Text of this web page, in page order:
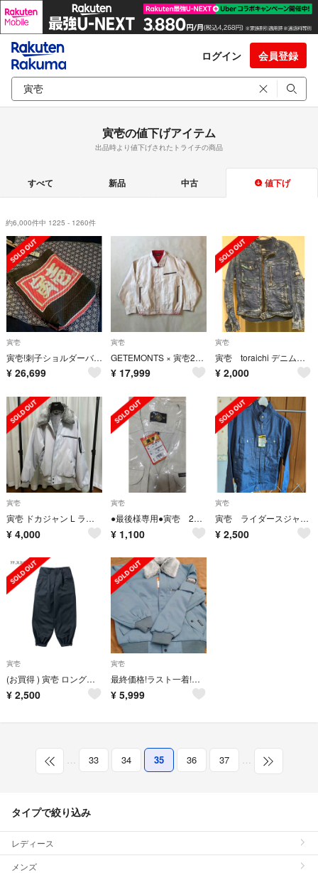
ログイン 会員登録
寅壱の値下げアイテム
出品時より値下げされたトライチの商品
すべて 新品 中古 値下げ
約6,000件中 1225 - 1260件
寅壱
寅壱!刺子ショルダーバッグ！PREMIUM!
¥ 26,699
寅壱
GETEMONTS × 寅壱2530-147=ペンキ寅壱
¥ 17,999
寅壱
寅壱 toraichi デニムジャケット
¥ 2,000
寅壱
寅壱 ドカジャン L ライト系グレー 値下げ
¥ 4,000
寅壱
●最後様専用●寅壱 2530−611 アーミーベスト
¥ 1,100
寅壱
寅壱 ライダースジャケット3L 3942-554 ネイビー
¥ 2,500
寅壱
(お買得 ) 寅壱 ロングニッカ
¥ 2,500
寅壱
最終価格!ラスト一着!Mサイズ!寅壱ドカジャン グレー
¥ 5,999
… 33 34 35 36 37 …
タイプで絞り込み
レディース
メンズ